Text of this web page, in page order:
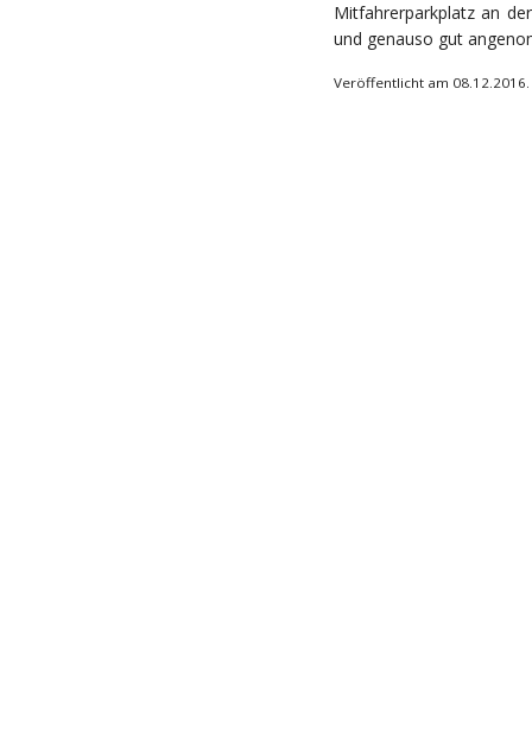
Mitfahrerparkplatz an
und genauso gut
Veröffentlicht am 08.12.2016.